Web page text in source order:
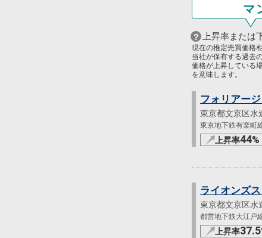
マ
上昇率または
現在の推定売買価格
当社が保有する過去
価格が上昇している
を意味します。
フォリアー
東京都文京区水
東京地下鉄有楽町
上昇率44%
ライオンズ
東京都文京区水
都営地下鉄大江戸
上昇率37.5